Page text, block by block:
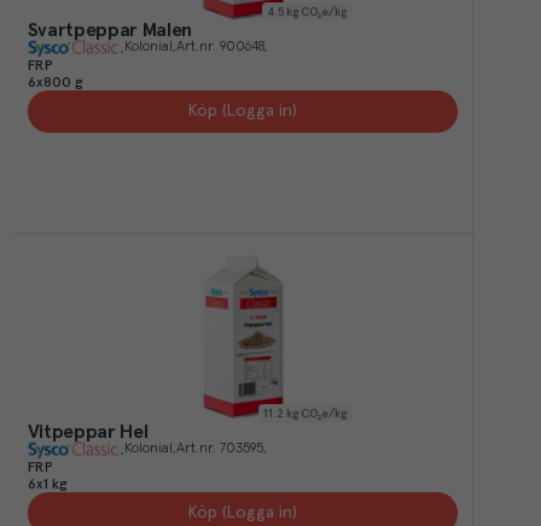
4.5 kg CO₂e/kg
Svartpeppar Malen
Kolonial Art.nr. 900648
FRP
6x800 g
Köp (Logga in)
11.2 kg CO₂e/kg
Vitpeppar Hel
Kolonial Art.nr. 703595
FRP
6x1 kg
Köp (Logga in)